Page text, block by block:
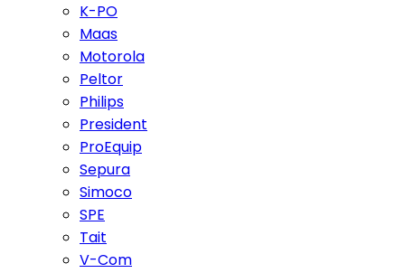
K-PO
Maas
Motorola
Peltor
Philips
President
ProEquip
Sepura
Simoco
SPE
Tait
V-Com